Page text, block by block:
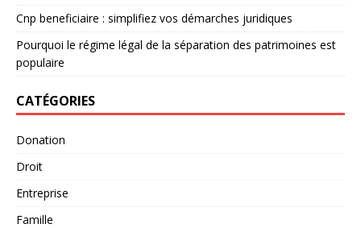
Cnp beneficiaire : simplifiez vos démarches juridiques
Pourquoi le régime légal de la séparation des patrimoines est
populaire
CATÉGORIES
Donation
Droit
Entreprise
Famille